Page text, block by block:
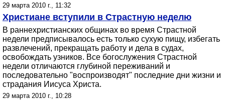
29 марта 2010 г., 11:32
Христиане вступили в Страстную неделю
В раннехристианских общинах во время Страстной
недели предписывалось есть только сухую пищу, избегать
развлечений, прекращать работу и дела в судах,
освобождать узников. Все богослужения Страстной
недели отличаются глубиной переживаний и
последовательно "воспроизводят" последние дни жизни и
страдания Иисуса Христа.
29 марта 2010 г., 10:28